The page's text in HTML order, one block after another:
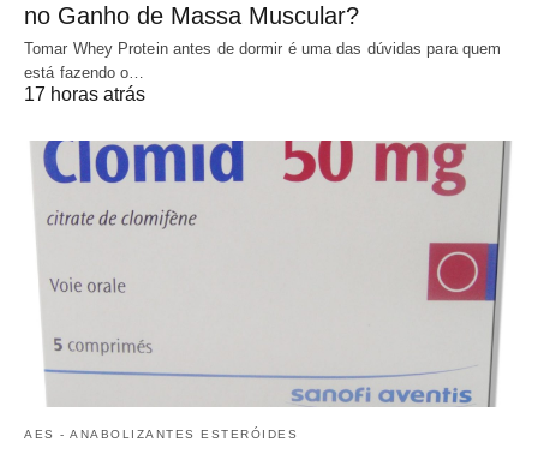
no Ganho de Massa Muscular?
Tomar Whey Protein antes de dormir é uma das dúvidas para quem
está fazendo o…
17 horas atrás
AES - ANABOLIZANTES ESTERÓIDES